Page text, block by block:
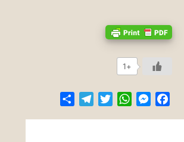
+1
Facebook
Messenger
WhatsApp
Twitter
Telegram